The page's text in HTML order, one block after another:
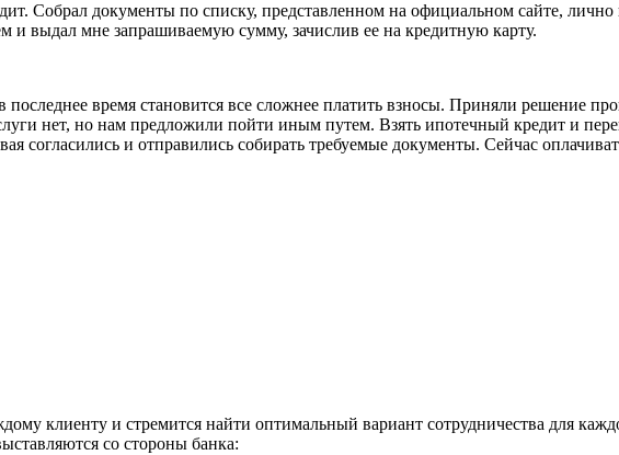
Собрал документы по списку, представленном на официальном сайте,
выдал мне запрашиваемую сумму, зачислив ее на кредитную карту.
время становится все сложнее платить взносы. Приняли решение
нет, но нам предложили пойти иным путем. Взять ипотечный кредит и
согласились и отправились собирать требуемые документы. Сейчас
клиенту и стремится найти оптимальный вариант сотрудничества для
со стороны банка: